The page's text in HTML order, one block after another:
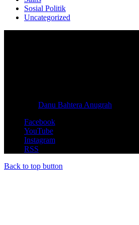
Sosial Politik
Uncategorized
Danu Bahtera Anugrah
Facebook
YouTube
Instagram
RSS
Back to top button